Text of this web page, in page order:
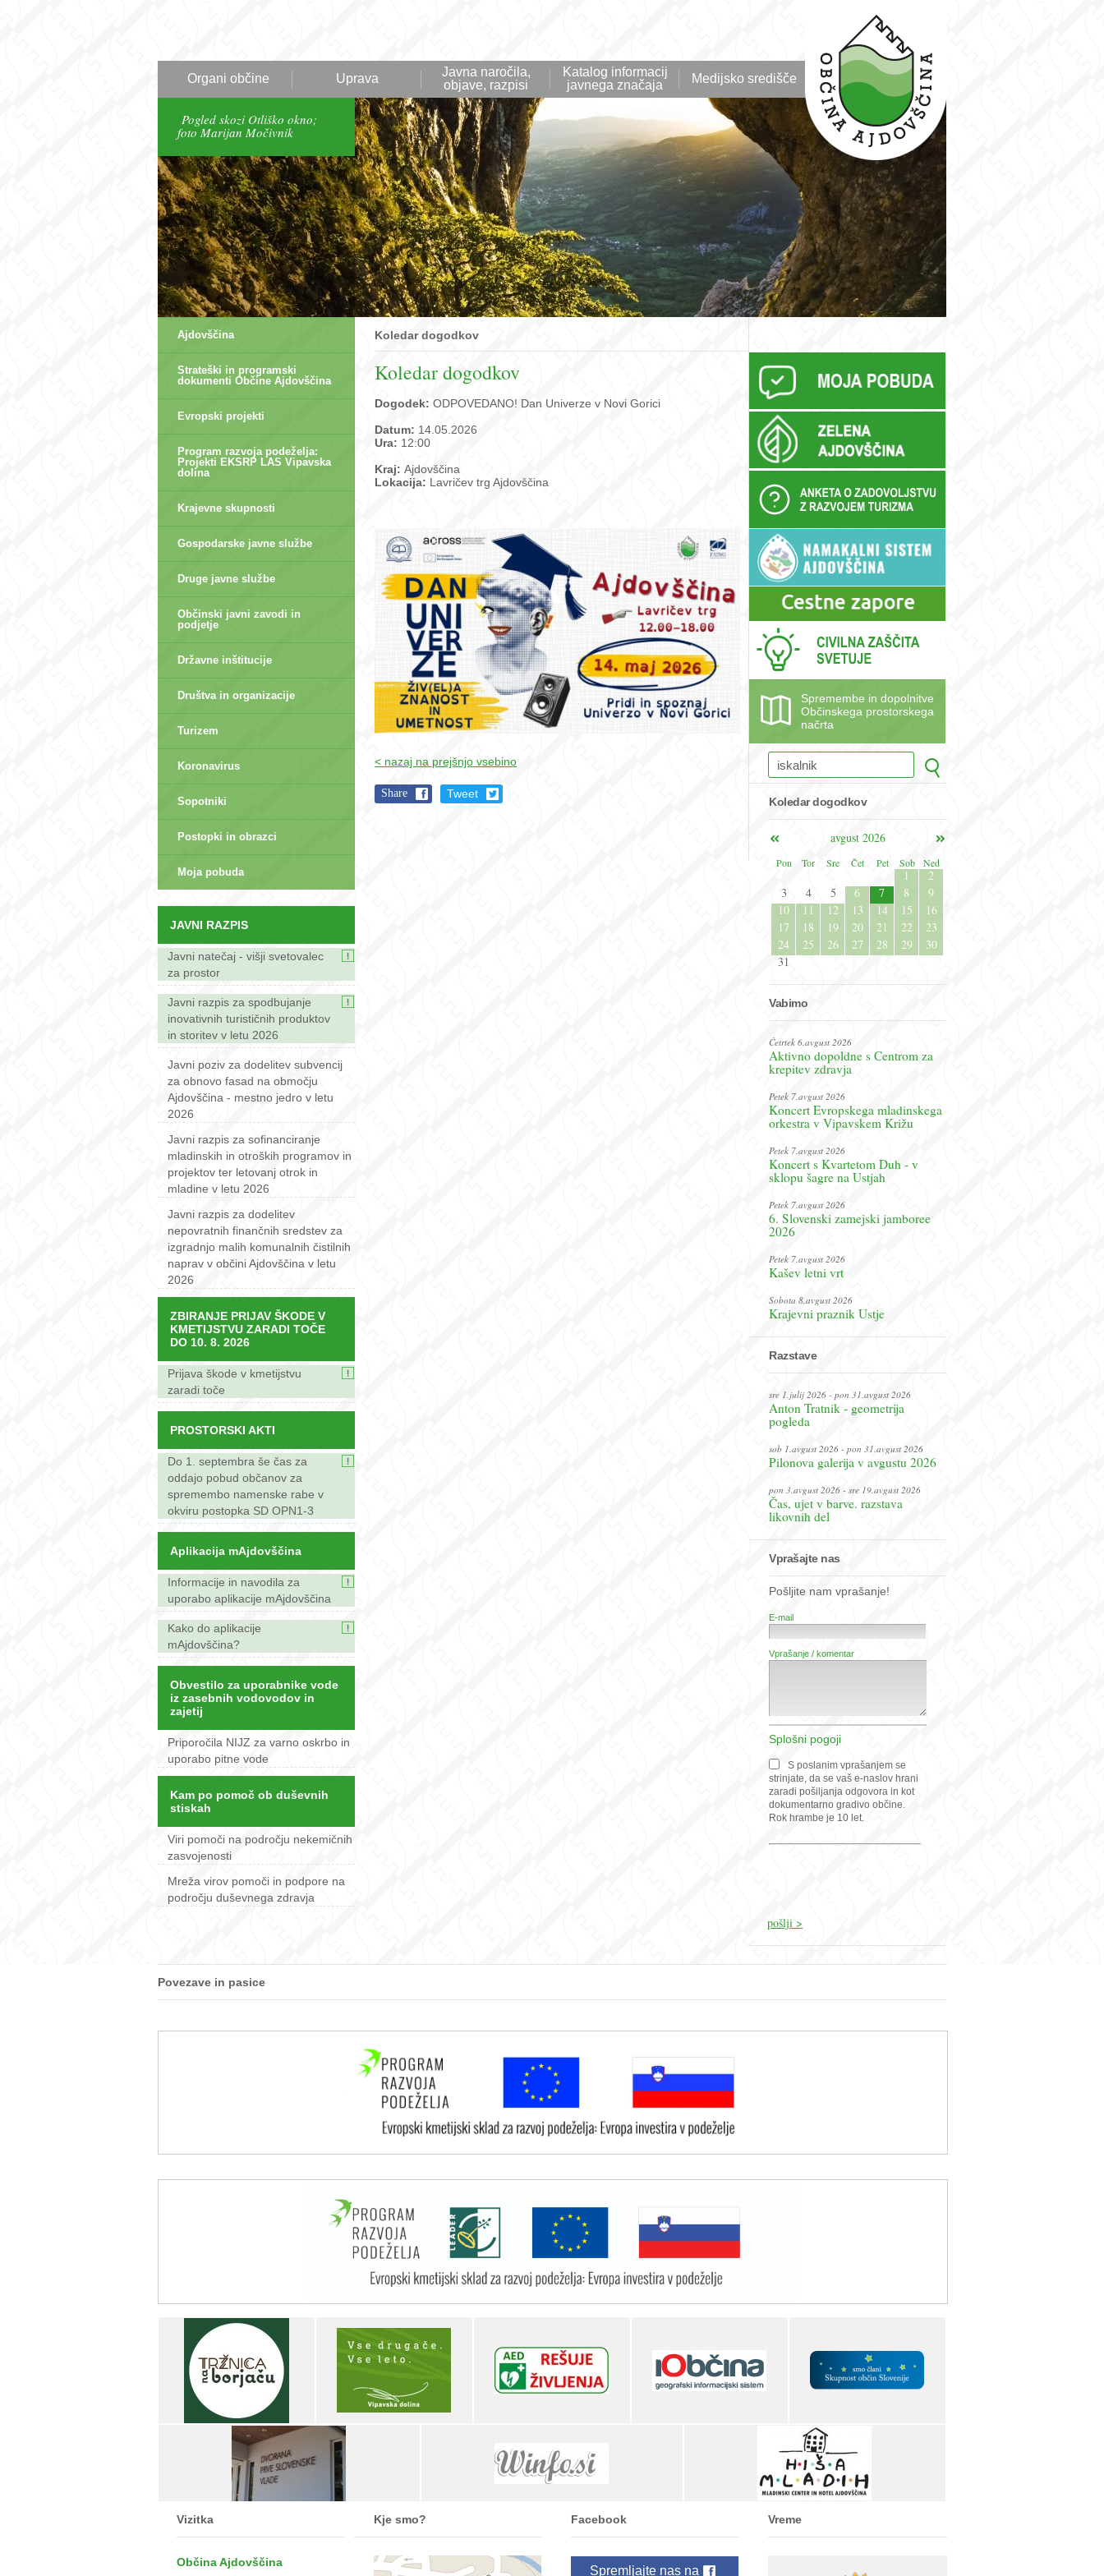
Organi občine Uprava
Javna naročila,
objave, razpisi
Katalog informacij
javnega značaja
Medijsko središče
Pogled skozi Otliško okno;
foto Marijan Močivnik
Ajdovščina
Strateški in programski
dokumenti Občine Ajdovščina
Evropski projekti
Program razvoja podeželja:
Projekti EKSRP LAS Vipavska
dolina
Krajevne skupnosti
Gospodarske javne službe
Druge javne službe
Občinski javni zavodi in
podjetje
Državne inštitucije
Društva in organizacije
Turizem
Koronavirus
Sopotniki
Postopki in obrazci
Moja pobuda
JAVNI RAZPIS
Javni natečaj - višji svetovalec
za prostor
Javni razpis za spodbujanje
inovativnih turističnih produktov
in storitev v letu 2026
Javni poziv za dodelitev subvencij
za obnovo fasad na območju
Ajdovščina - mestno jedro v letu
2026
Javni razpis za sofinanciranje
mladinskih in otroških programov in
projektov ter letovanj otrok in
mladine v letu 2026
Javni razpis za dodelitev
nepovratnih finančnih sredstev za
izgradnjo malih komunalnih čistilnih
naprav v občini Ajdovščina v letu
2026
ZBIRANJE PRIJAV ŠKODE V
KMETIJSTVU ZARADI TOČE
DO 10. 8. 2026
Prijava škode v kmetijstvu
zaradi toče
PROSTORSKI AKTI
Do 1. septembra še čas za
oddajo pobud občanov za
spremembo namenske rabe v
okviru postopka SD OPN1-3
Aplikacija mAjdovščina
Informacije in navodila za
uporabo aplikacije mAjdovščina
Kako do aplikacije
mAjdovščina?
Obvestilo za uporabnike vode
iz zasebnih vodovodov in
zajetij
Priporočila NIJZ za varno oskrbo in
uporabo pitne vode
Kam po pomoč ob duševnih
stiskah
Viri pomoči na področju nekemičnih
zasvojenosti
Mreža virov pomoči in podpore na
področju duševnega zdravja
Koledar dogodkov
Koledar dogodkov
Dogodek: ODPOVEDANO! Dan Univerze v Novi Gorici
Datum: 14.05.2026
Ura: 12:00
Kraj: Ajdovščina
Lokacija: Lavričev trg Ajdovščina
< nazaj na prejšnjo vsebino
Share Tweet
Spremembe in dopolnitve
Občinskega prostorskega
načrta
Koledar dogodkov
avgust 2026
Pon
Tor Sre Čet Pet Sob Ned
1
2
3
4 5 6 7 8
9
10
11 12 13 14 15
16
17
18 19 20 21 22
23
24
25 26 27 28 29
30
31
Vabimo
Četrtek 6.avgust 2026
Aktivno dopoldne s Centrom za
krepitev zdravja
Petek 7.avgust 2026
Koncert Evropskega mladinskega
orkestra v Vipavskem Križu
Petek 7.avgust 2026
Koncert s Kvartetom Duh - v
sklopu šagre na Ustjah
Petek 7.avgust 2026
6. Slovenski zamejski jamboree
2026
Petek 7.avgust 2026
Kašev letni vrt
Sobota 8.avgust 2026
Krajevni praznik Ustje
Razstave
sre 1.julij 2026 - pon 31.avgust 2026
Anton Tratnik - geometrija
pogleda
sob 1.avgust 2026 - pon 31.avgust 2026
Pilonova galerija v avgustu 2026
pon 3.avgust 2026 - sre 19.avgust 2026
Čas, ujet v barve. razstava
likovnih del
Vprašajte nas
Pošljite nam vprašanje!
E-mail
Vprašanje / komentar
Splošni pogoji
S poslanim vprašanjem se
strinjate, da se vaš e-naslov hrani
zaradi pošiljanja odgovora in kot
dokumentarno gradivo občine.
Rok hrambe je 10 let.
Povezave in pasice
Vizitka
Občina Ajdovščina
Kje smo? Facebook
Spremljajte nas na
Vreme